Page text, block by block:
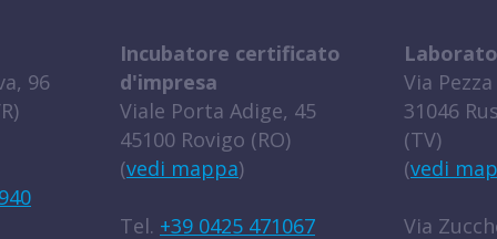
96
Incubatore certificato
d'impresa
Viale Porta Adige, 45
45100 Rovigo (RO)
(vedi mappa)
Tel. +39 0425 471067
Via
31046
(TV)
(vedi
Via